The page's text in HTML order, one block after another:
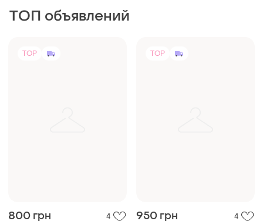
ТОП объявлений
TOP
800 грн 4
TOP
950 грн 4